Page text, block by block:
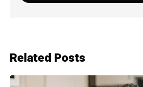
Related Posts